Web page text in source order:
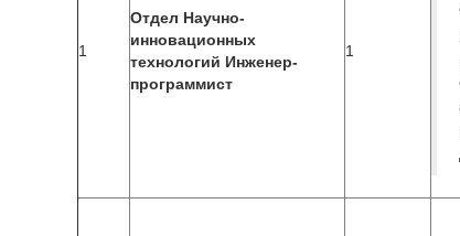
1
Отдел Научно-
инновационных
технологий Инженер-
программист
1